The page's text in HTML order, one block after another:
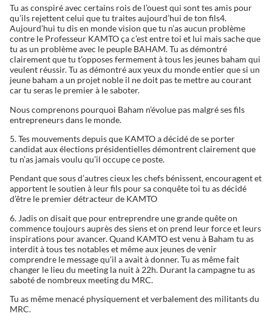
Tu as conspiré avec certains rois de l’ouest qui sont tes amis pour
qu’ils rejettent celui que tu traites aujourd’hui de ton fils4.
Aujourd’hui tu dis en monde vision que tu n’as aucun problème
contre le Professeur KAMTO ça c’est entre toi et lui mais sache que
tu as un problème avec le peuple BAHAM. Tu as démontré
clairement que tu t’opposes fermement à tous les jeunes baham qui
veulent réussir. Tu as démontré aux yeux du monde entier que si un
jeune baham a un projet noble il ne doit pas te mettre au courant
car tu seras le premier à le saboter.
Nous comprenons pourquoi Baham n’évolue pas malgré ses fils
entrepreneurs dans le monde.
5. Tes mouvements depuis que KAMTO a décidé de se porter
candidat aux élections présidentielles démontrent clairement que
tu n’as jamais voulu qu’il occupe ce poste.
Pendant que sous d’autres cieux les chefs bénissent, encouragent et
apportent le soutien à leur fils pour sa conquête toi tu as décidé
d’être le premier détracteur de KAMTO
6. Jadis on disait que pour entreprendre une grande quête on
commence toujours auprès des siens et on prend leur force et leurs
inspirations pour avancer. Quand KAMTO est venu à Baham tu as
interdit à tous tes notables et même aux jeunes de venir
comprendre le message qu’il a avait à donner. Tu as même fait
changer le lieu du meeting la nuit à 22h. Durant la campagne tu as
saboté de nombreux meeting du MRC.
Tu as même menacé physiquement et verbalement des militants du
MRC.